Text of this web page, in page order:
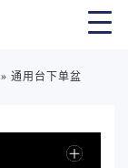
» 通用台下单盆